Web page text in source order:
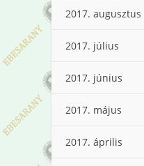
2017. augusztus
2017. július
2017. június
2017. május
2017. április